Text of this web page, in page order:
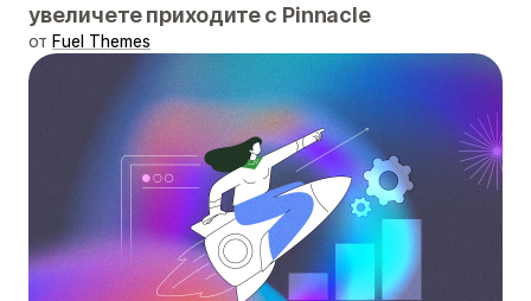
увеличете приходите с Pinnacle
от Fuel Themes